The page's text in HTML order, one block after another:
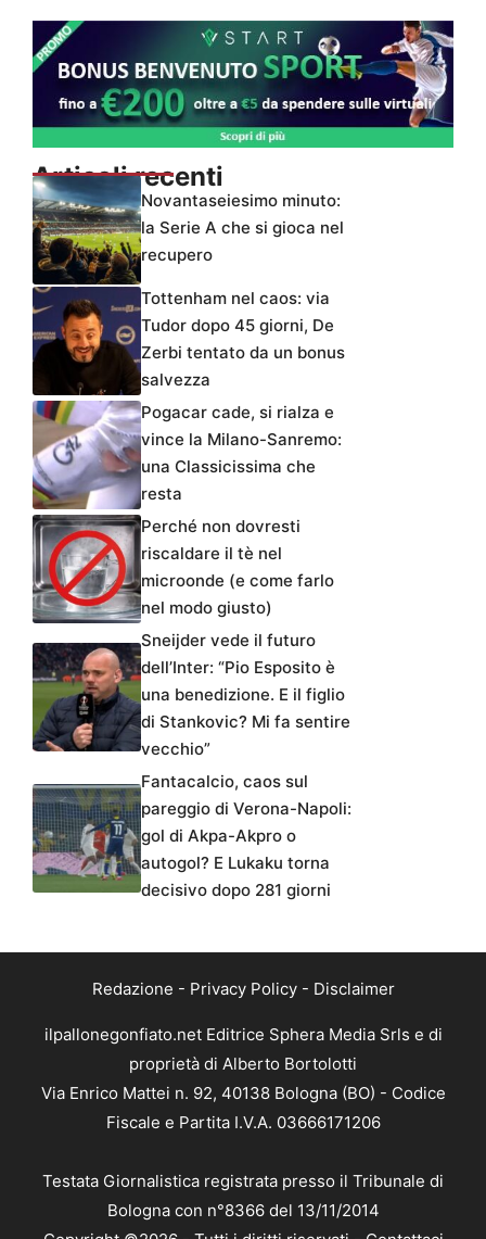
Articoli recenti
Novantaseiesimo minuto:
la Serie A che si gioca nel
recupero
Tottenham nel caos: via
Tudor dopo 45 giorni, De
Zerbi tentato da un bonus
salvezza
Pogacar cade, si rialza e
vince la Milano-Sanremo:
una Classicissima che
resta
Perché non dovresti
riscaldare il tè nel
microonde (e come farlo
nel modo giusto)
Sneijder vede il futuro
dell’Inter: “Pio Esposito è
una benedizione. E il figlio
di Stankovic? Mi fa sentire
vecchio”
Fantacalcio, caos sul
pareggio di Verona-Napoli:
gol di Akpa-Akpro o
autogol? E Lukaku torna
decisivo dopo 281 giorni
Redazione - Privacy Policy- Disclaimer
ilpallonegonfiato.net Editrice Sphera Media Srls e di
proprietà di Alberto Bortolotti
Via Enrico Mattei n. 92, 40138 Bologna (BO) - Codice
Fiscale e Partita I.V.A. 03666171206
Testata Giornalistica registrata presso il Tribunale di
Bologna con n°8366 del 13/11/2014